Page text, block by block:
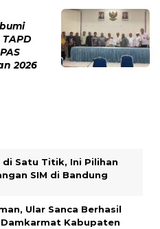
2026
Satu Titik, Ini Pilihan
SIM di Bandung
Ular Sanca Berhasil
Kabupaten